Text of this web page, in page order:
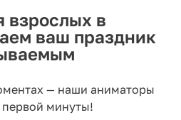
взрослых в
ваш праздник
— наши аниматоры
первой минуты!